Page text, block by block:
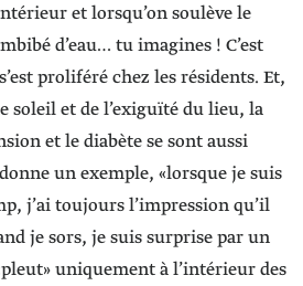
et lorsqu’on soulève le
d’eau… tu imagines ! C’est
proliféré chez les résidents. Et,
soleil et de l’exiguïté du lieu, la
et le diabète se sont aussi
un exemple, «lorsque je suis
j’ai toujours l’impression qu’il
je sors, je suis surprise par un
uniquement à l’intérieur des